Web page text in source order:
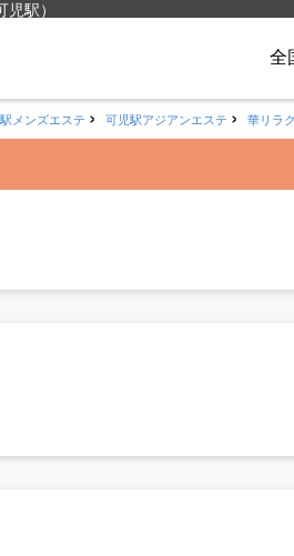
駅）
全
メンズエステ 可児駅アジアンエステ 華リラ